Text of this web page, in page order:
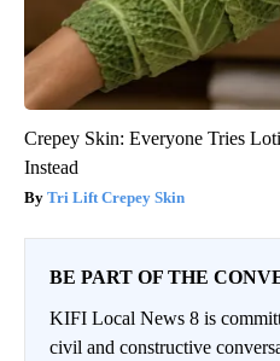
Crepey Skin: Everyone Tries
Instead
Tri Lift Crepey Skin
BE PART OF THE
KIFI Local News 8 is
civil and constructive